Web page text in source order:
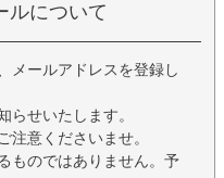
ルについて
メールアドレスを登録し
らせいたします。
注意くださいませ。
ものではありません。予